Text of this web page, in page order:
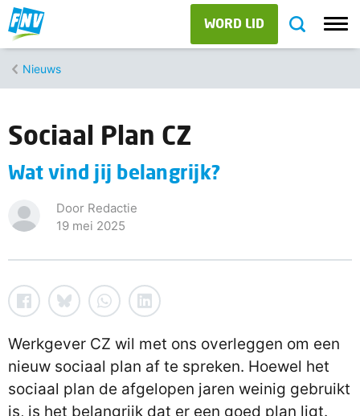
WORD LID
Nieuws
Sociaal Plan CZ
Wat vind jij belangrijk?
Door Redactie
19 mei 2025
Werkgever CZ wil met ons overleggen om een
nieuw sociaal plan af te spreken. Hoewel het
sociaal plan de afgelopen jaren weinig gebruikt
is, is het belangrijk dat er een goed plan ligt.